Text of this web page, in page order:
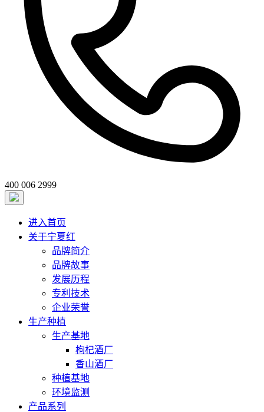
400 006 2999
进入首页
关于宁夏红
品牌简介
品牌故事
发展历程
专利技术
企业荣誉
生产种植
生产基地
枸杞酒厂
香山酒厂
种植基地
环境监测
产品系列